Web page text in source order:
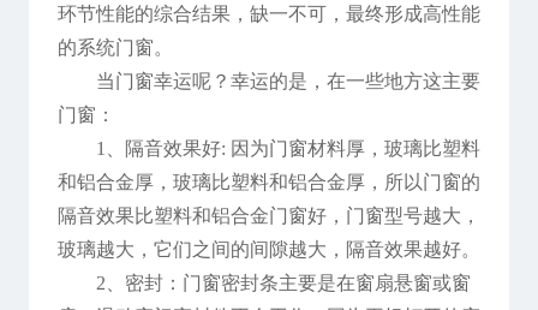
环节性能的综合结果，缺一不可，最终形成高性能
的系统门窗。
当门窗幸运呢？幸运的是，在一些地方这主要
门窗：
1、隔音效果好: 因为门窗材料厚，玻璃比塑料
和铝合金厚，玻璃比塑料和铝合金厚，所以门窗的
隔音效果比塑料和铝合金门窗好，门窗型号越大，
玻璃越大，它们之间的间隙越大，隔音效果越好。
2、密封：门窗密封条主要是在窗扇悬窗或窗